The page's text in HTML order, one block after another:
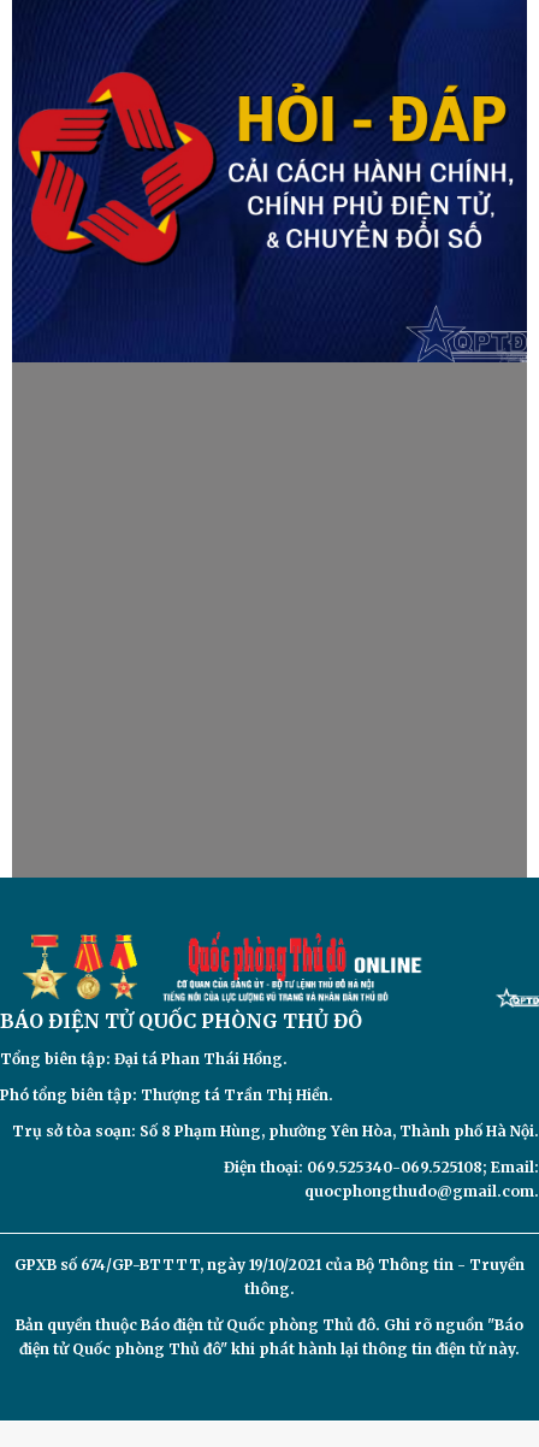
BÁO ĐIỆN TỬQUỐC PHÒNG THỦ ĐÔ
Tổng biên tập: Đại tá Phan Thái Hồng.
Phó tổng biên tập: Thượng tá Trần Thị Hiền.
Trụ sở tòa soạn: Số 8 Phạm Hùng, phường Yên Hòa, Thành phố Hà Nội.
Điện thoại: 069.525340-069.525108; Email:
quocphongthudo@gmail.com.
GPXB số 674/GP-BTTTT, ngày 19/10/2021 của Bộ Thông tin - Truyền
thông.
Bản quyền thuộc Báo điện tửQuốc phòng Thủ đô. Ghi rõ nguồn "Báo
điện tử Quốc phòng Thủ đô" khi phát hành lại thông tin điện tử này.